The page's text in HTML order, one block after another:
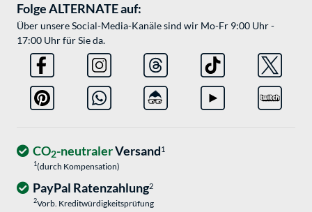
Folge ALTERNATE auf:
Über unsere Social-Media-Kanäle sind wir Mo-Fr 9:00 Uhr -
17:00 Uhr für Sie da.
CO2-neutralerVersand1
1(durch Kompensation)
PayPal Ratenzahlung2
2Vorb. Kreditwürdigkeitsprüfung